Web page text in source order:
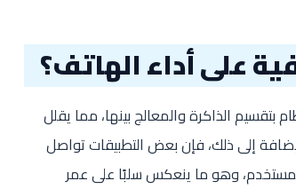
على أداء الهاتف؟
بتقسيم الذاكرة والمعالج بينها، مما يقلل
إلى ذلك، فإن بعض التطبيقات تواصل
وهو ما ينعكس سلبًا على عمر